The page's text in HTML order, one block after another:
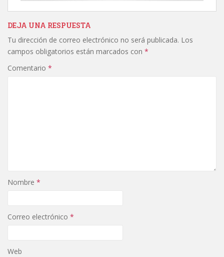
DEJA UNA RESPUESTA
Tu dirección de correo electrónico no será publicada. Los
campos obligatorios están marcados con *
Comentario *
Nombre *
Correo electrónico *
Web